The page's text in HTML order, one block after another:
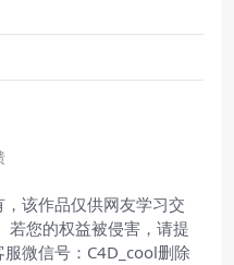
该作品仅供网友学习交
若您的权益被侵害，请提
微信号：C4D_cool删除